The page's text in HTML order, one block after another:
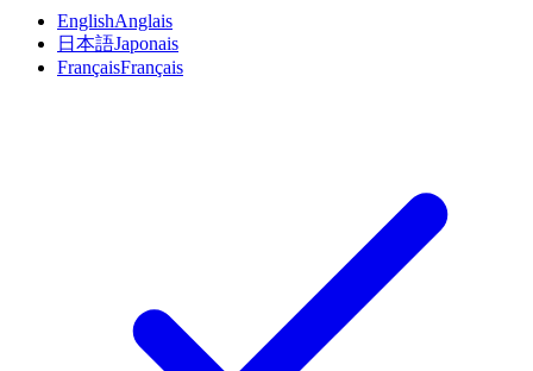
EnglishAnglais
日本語Japonais
FrançaisFrançais